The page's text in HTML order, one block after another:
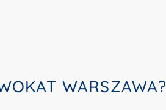
WARSZAWA?